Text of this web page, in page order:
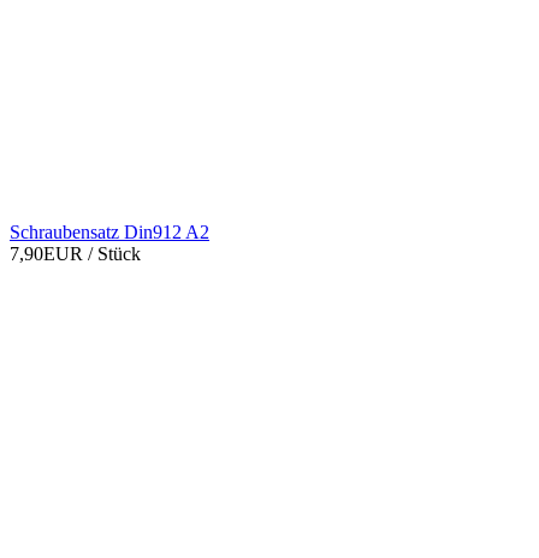
Schraubensatz Din912 A2
7,90EUR / Stück